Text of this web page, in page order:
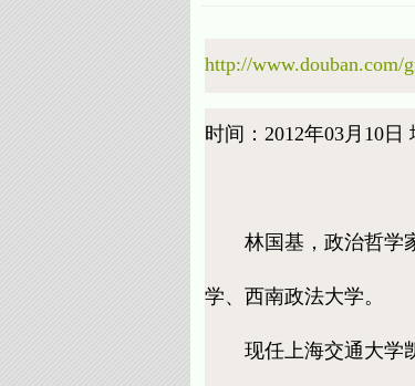
http://www.douban.com/
时间：2012年03月10
林国基，政治哲学家
学、西南政法大学。
现任上海交通大学凯